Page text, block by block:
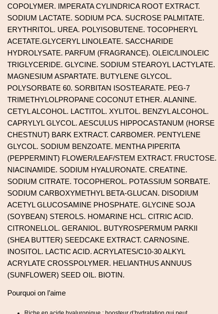
COPOLYMER. IMPERATA CYLINDRICA ROOT EXTRACT.
SODIUM LACTATE. SODIUM PCA. SUCROSE PALMITATE.
ERYTHRITOL. UREA. POLYISOBUTENE. TOCOPHERYL
ACETATE.GLYCERYL LINOLEATE. SACCHARIDE
HYDROLYSATE. PARFUM (FRAGRANCE). OLEIC/LINOLEIC
TRIGLYCERIDE. GLYCINE. SODIUM STEAROYL LACTYLATE.
MAGNESIUM ASPARTATE. BUTYLENE GLYCOL.
POLYSORBATE 60. SORBITAN ISOSTEARATE. PEG-7
TRIMETHYLOLPROPANE COCONUT ETHER. ALANINE.
CETYL ALCOHOL. LACTITOL. XYLITOL. BENZYL ALCOHOL.
CAPRYLYL GLYCOL. AESCULUS HIPPOCASTANUM (HORSE
CHESTNUT) BARK EXTRACT. CARBOMER. PENTYLENE
GLYCOL. SODIUM BENZOATE. MENTHA PIPERITA
(PEPPERMINT) FLOWER/LEAF/STEM EXTRACT. FRUCTOSE.
NIACINAMIDE. SODIUM HYALURONATE. CREATINE.
SODIUM CITRATE. TOCOPHEROL. POTASSIUM SORBATE.
SODIUM CARBOXYMETHYL BETA-GLUCAN. DISODIUM
ACETYL GLUCOSAMINE PHOSPHATE. GLYCINE SOJA
(SOYBEAN) STEROLS. HOMARINE HCL. CITRIC ACID.
CITRONELLOL. GERANIOL. BUTYROSPERMUM PARKII
(SHEA BUTTER) SEEDCAKE EXTRACT. CARNOSINE.
INOSITOL. LACTIC ACID. ACRYLATES/C10-30 ALKYL
ACRYLATE CROSSPOLYMER. HELIANTHUS ANNUUS
(SUNFLOWER) SEED OIL. BIOTIN.
Pourquoi on l’aime